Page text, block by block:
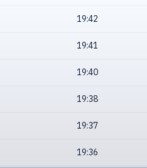
19:42
19:41
19:40
19:38
19:37
19:36